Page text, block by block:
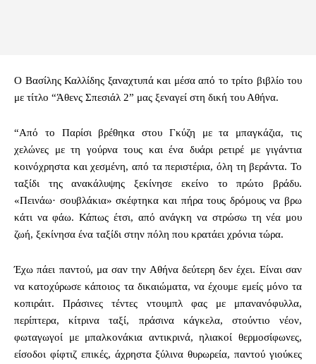
Ο Βασίλης Καλλίδης ξαναχτυπά και μέσα από το τρίτο βιβλίο του
με τίτλο “Άθενς Σπεσιάλ 2” μας ξεναγεί στη δική του Αθήνα.
“Από το Παρίσι βρέθηκα στου Γκύζη με τα μπαγκάζια, τις
χελώνες με τη γούρνα τους και ένα δυάρι ρετιρέ με γιγάντια
κοινόχρηστα και χεσμένη, από τα περιστέρια, όλη τη βεράντα. Το
ταξίδι της ανακάλυψης ξεκίνησε εκείνο το πρώτο βράδυ.
«Πεινάω· σουβλάκια» σκέφτηκα και πήρα τους δρόμους να βρω
κάτι να φάω. Κάπως έτσι, από ανάγκη να στρώσω τη νέα μου
ζωή, ξεκίνησα ένα ταξίδι στην πόλη που κρατάει χρόνια τώρα.
Έχω πάει παντού, μα σαν την Αθήνα δεύτερη δεν έχει. Είναι σαν
να κατοχύρωσε κάποιος τα δικαιώματα, να έχουμε εμείς μόνο τα
κοπιράιτ. Πράσινες τέντες ντουμπλ φας με μπανανόφυλλα,
περίπτερα, κίτρινα ταξί, πράσινα κάγκελα, στούντιο νέον,
φωταγωγοί με μπαλκονάκια αντικρινά, ηλιακοί θερμοσίφωνες,
είσοδοι φίφτιζ επικές, άχρηστα ξύλινα θυρωρεία, παντού γιούκες